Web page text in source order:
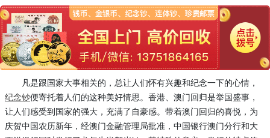
凡是跟国家大事相关的，总让人们怀有兴趣和纪念一下的心情，
纪念钞便寄托着人们的这种美好情思。香港、澳门回归是举国盛事，
让人们感受到国家的强大，充满了自豪感。带着澳门回归的喜悦，为
庆贺中国农历新年，经澳门金融管理局批准，中国银行澳门分行和大